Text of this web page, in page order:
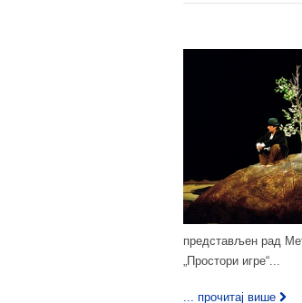
представљен рад
„Простори игре“...
... прочитај више